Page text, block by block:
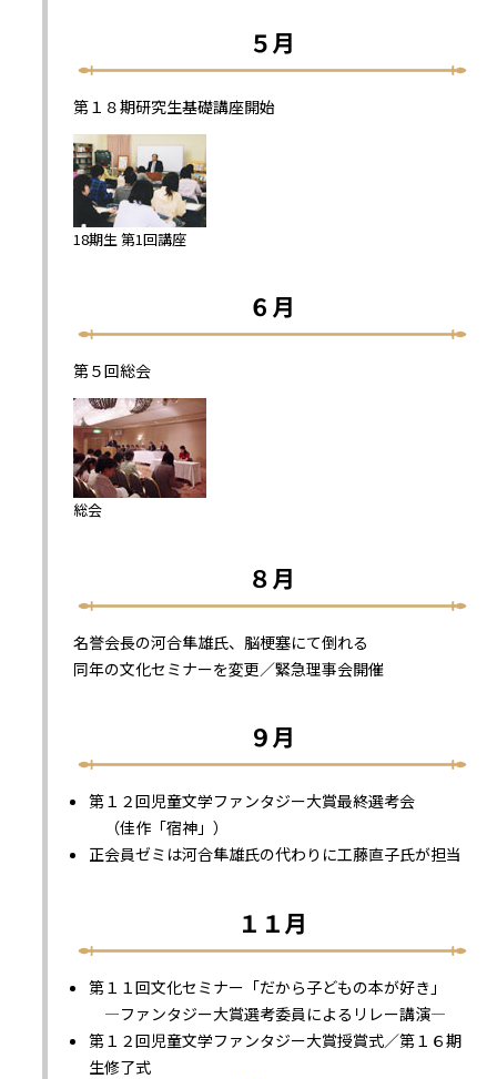
５月
第１８期研究生基礎講座開始
18期生 第1回講座
６月
第５回総会
総会
８ 月
名誉会長の河合隼雄氏、脳梗塞にて倒れる
同年の文化セミナーを変更／緊急理事会開催
９月
第１２回児童文学ファンタジー大賞最終選考会
（佳作「宿神」）
正会員ゼミは河合隼雄氏の代わりに工藤直子氏が担当
１１月
第１１回文化セミナー「だから子どもの本が好き」
―ファンタジー大賞選考委員によるリレー講演―
第１２回児童文学ファンタジー大賞授賞式／第１６期
生修了式